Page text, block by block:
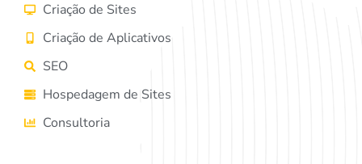
Criação de Sites
Criação de Aplicativos
SEO
Hospedagem de Sites
Consultoria